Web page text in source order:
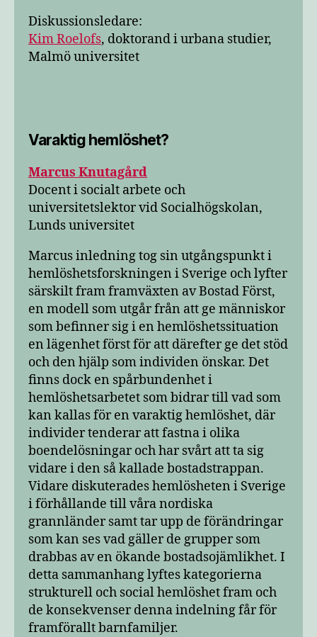
Diskussionsledare:
Kim Roelofs, doktorand i urbana studier,
Malmö universitet
Varaktig hemlöshet?
Marcus Knutagård
Docent i socialt arbete och
universitetslektor vid Socialhögskolan,
Lunds universitet
Marcus inledning tog sin utgångspunkt i
hemlöshetsforskningen i Sverige och lyfter
särskilt fram framväxten av Bostad Först,
en modell som utgår från att ge människor
som befinner sig i en hemlöshetssituation
en lägenhet först för att därefter ge det stöd
och den hjälp som individen önskar. Det
finns dock en spårbundenhet i
hemlöshetsarbetet som bidrar till vad som
kan kallas för en varaktig hemlöshet, där
individer tenderar att fastna i olika
boendelösningar och har svårt att ta sig
vidare i den så kallade bostadstrappan.
Vidare diskuterades hemlösheten i Sverige
i förhållande till våra nordiska
grannländer samt tar upp de förändringar
som kan ses vad gäller de grupper som
drabbas av en ökande bostadsojämlikhet. I
detta sammanhang lyftes kategorierna
strukturell och social hemlöshet fram och
de konsekvenser denna indelning får för
framförallt barnfamiljer.